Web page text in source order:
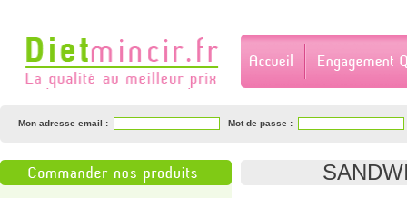
Mon adresse email : Mot de passe :